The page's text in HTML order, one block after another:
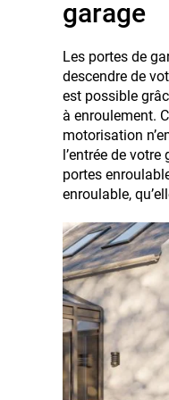
garage
Les portes de
descendre de
est possible
à enroulement.
motorisation
l’entrée de
portes
enroulable,